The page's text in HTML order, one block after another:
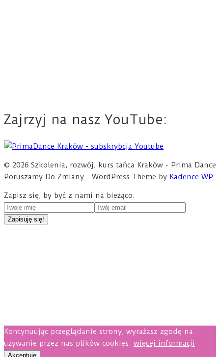
Zajrzyj na nasz YouTube:
© 2026 Szkolenia, rozwój, kurs tańca Kraków - Prima Dance
Poruszamy Do Zmiany - WordPress Theme by Kadence WP
Zapisz się, by być z nami na bieżąco.
Kontynuując przeglądanie strony, wyrażasz zgodę na
używanie przez nas plików cookies. więcej informacji
Akceptuję